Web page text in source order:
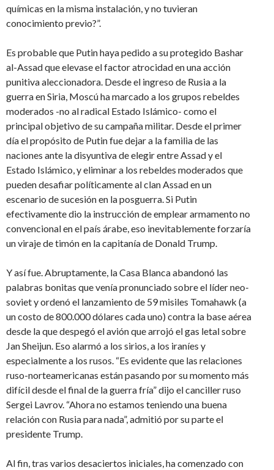
químicas en la misma instalación, y no tuvieran
conocimiento previo?”.
Es probable que Putin haya pedido a su protegido Bashar
al-Assad que elevase el factor atrocidad en una acción
punitiva aleccionadora. Desde el ingreso de Rusia a la
guerra en Siria, Moscú ha marcado a los grupos rebeldes
moderados -no al radical Estado Islámico- como el
principal objetivo de su campaña militar. Desde el primer
día el propósito de Putin fue dejar a la familia de las
naciones ante la disyuntiva de elegir entre Assad y el
Estado Islámico, y eliminar a los rebeldes moderados que
pueden desafiar políticamente al clan Assad en un
escenario de sucesión en la posguerra. Si Putin
efectivamente dio la instrucción de emplear armamento no
convencional en el país árabe, eso inevitablemente forzaría
un viraje de timón en la capitanía de Donald Trump.
Y así fue. Abruptamente, la Casa Blanca abandonó las
palabras bonitas que venía pronunciado sobre el líder neo-
soviet y ordenó el lanzamiento de 59 misiles Tomahawk (a
un costo de 800.000 dólares cada uno) contra la base aérea
desde la que despegó el avión que arrojó el gas letal sobre
Jan Sheijun. Eso alarmó a los sirios, a los iraníes y
especialmente a los rusos. “Es evidente que las relaciones
ruso-norteamericanas están pasando por su momento más
difícil desde el final de la guerra fría” dijo el canciller ruso
Sergei Lavrov. “Ahora no estamos teniendo una buena
relación con Rusia para nada”, admitió por su parte el
presidente Trump.
Al fin, tras varios desaciertos iniciales, ha comenzado con